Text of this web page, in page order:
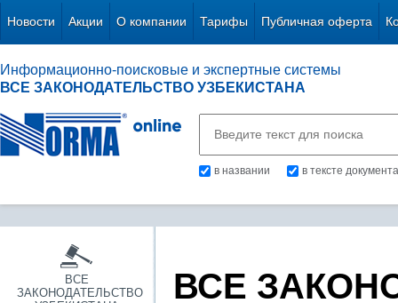
Новости Акции О компании Тарифы Публичная оферта
Информационно-поисковые и экспертные системы
ВСЕ ЗАКОНОДАТЕЛЬСТВО УЗБЕКИСТАНА
в названии в тексте документа
ВСЕ
ЗАКОНОДАТЕЛЬСТВО
ВСЕ